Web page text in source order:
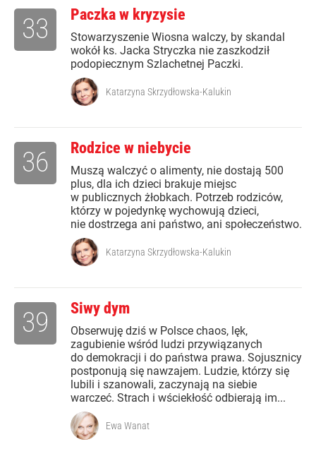
Paczka w kryzysie
Stowarzyszenie Wiosna walczy, by skandal
wokół ks. Jacka Stryczka nie zaszkodził
podopiecznym Szlachetnej Paczki.
33
Katarzyna Skrzydłowska-Kalukin
Rodzice w niebycie
Muszą walczyć o alimenty, nie dostają 500
plus, dla ich dzieci brakuje miejsc
w publicznych żłobkach. Potrzeb rodziców,
którzy w pojedynkę wychowują dzieci,
nie dostrzega ani państwo, ani społeczeństwo.
36
Katarzyna Skrzydłowska-Kalukin
Siwy dym
Obserwuję dziś w Polsce chaos, lęk,
zagubienie wśród ludzi przywiązanych
do demokracji i do państwa prawa. Sojusznicy
postponują się nawzajem. Ludzie, którzy się
lubili i szanowali, zaczynają na siebie
warczeć. Strach i wściekłość odbierają im...
39
Ewa Wanat